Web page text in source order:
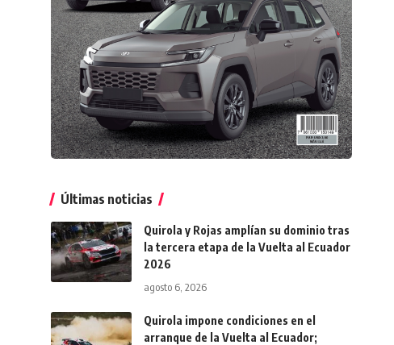
Últimas noticias
Quirola y Rojas amplían su dominio tras
la tercera etapa de la Vuelta al Ecuador
2026
agosto 6, 2026
Quirola impone condiciones en el
arranque de la Vuelta al Ecuador;